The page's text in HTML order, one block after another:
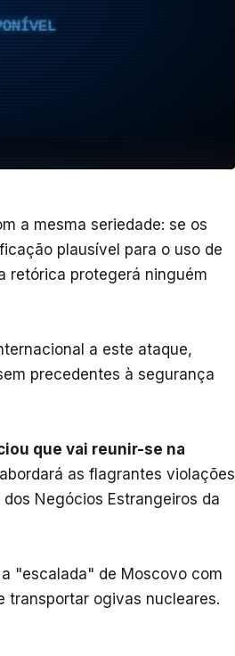
a mesma seriedade: se os
plausível para o uso de
retórica protegerá ninguém
a este ataque,
precedentes à segurança
que vai reunir-se na
as flagrantes violações
Negócios Estrangeiros da
"escalada" de Moscovo com
transportar ogivas nucleares.